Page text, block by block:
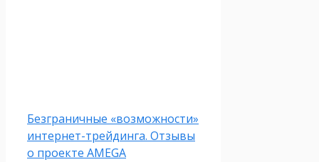
Безграничные «возможности»
интернет-трейдинга. Отзывы
о проекте AMEGA